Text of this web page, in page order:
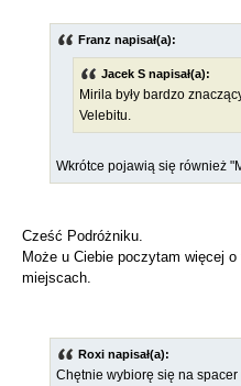
Franz napisał(a):
Jacek S napisał(a):
Mirila były bardzo
Velebitu.
Wkrótce pojawią się również
Cześć Podróżniku.
Może u Ciebie poczytam więcej
miejscach.
Roxi napisał(a):
Chętnie wybiorę się na spacer